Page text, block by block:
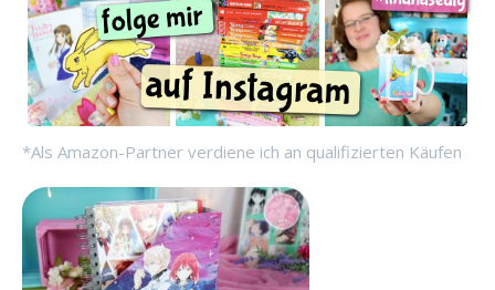
*Als Amazon-Partner verdiene ich an qualifizierten Käufen